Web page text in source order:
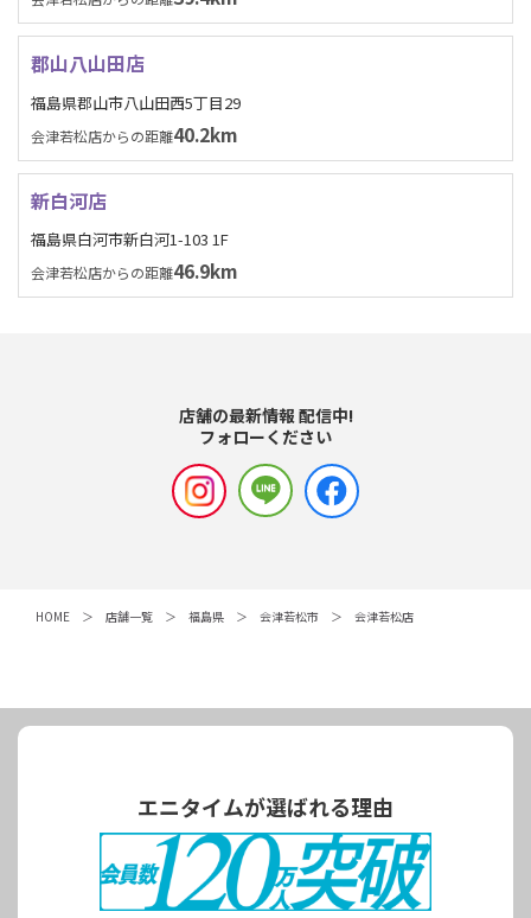
郡山八山田店
福島県郡山市八山田西5丁目29
会津若松店からの距離40.2km
新白河店
福島県白河市新白河1-103 1F
会津若松店からの距離46.9km
店舗の最新情報 配信中!
フォローください
HOME 店舗一覧 福島県 会津若松市 会津若松店
エニタイムが選ばれる理由